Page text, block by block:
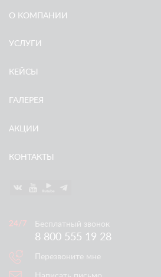
О КОМПАНИИ
УСЛУГИ
КЕЙСЫ
ГАЛЕРЕЯ
АКЦИИ
КОНТАКТЫ
Бесплатный звонок
8 800 555 19 28
Перезвоните мне